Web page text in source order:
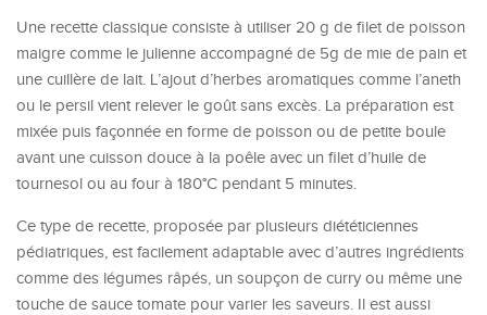
Une recette classique consiste à utiliser 20 g de filet de poisson
maigre comme le julienne accompagné de 5g de mie de pain et
une cuillère de lait. L’ajout d’herbes aromatiques comme l’aneth
ou le persil vient relever le goût sans excès. La préparation est
mixée puis façonnée en forme de poisson ou de petite boule
avant une cuisson douce à la poêle avec un filet d’huile de
tournesol ou au four à 180°C pendant 5 minutes.
Ce type de recette, proposée par plusieurs diététiciennes
pédiatriques, est facilement adaptable avec d’autres ingrédients
comme des légumes râpés, un soupçon de curry ou même une
touche de sauce tomate pour varier les saveurs. Il est aussi